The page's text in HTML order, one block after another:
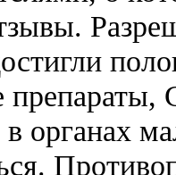
препараты,
органах